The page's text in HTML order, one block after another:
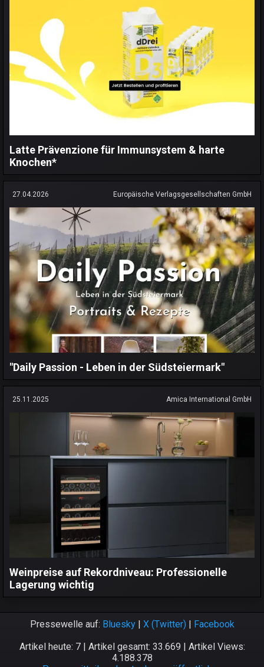
Latte Prävenzione für Immunsystem & harte
Knochen*
27.04.2026 Europäische Verlagsgesellschaften GmbH
"Daily Passion - Leben in der Südsteiermark"
25.11.2025 Amica International GmbH
Weinpreise auf Rekordniveau: Professionelle
Lagerung wichtig
Pressewelle auf: Bluesky| X (Twitter)| Facebook
Artikel heute: 7 | Artikel gesamt: 33.669 | Artikel Views:
4.188.378